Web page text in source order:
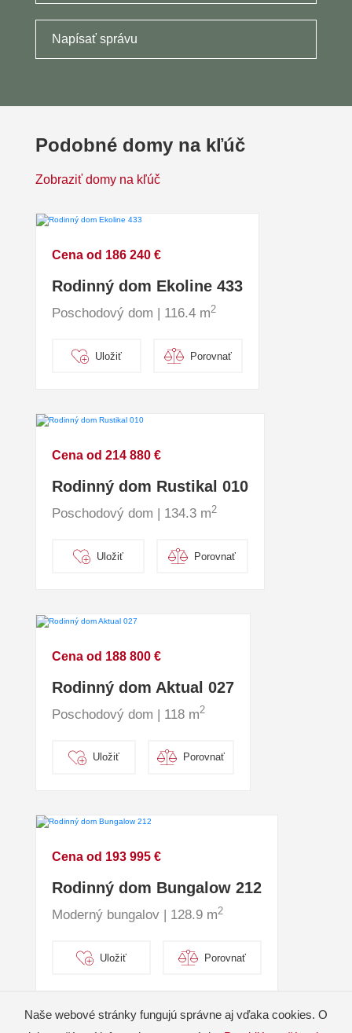
Napísať správu
Podobné domy na kľúč
Zobraziť domy na kľúč
Cena od 186 240 €
Rodinný dom Ekoline 433
Poschodový dom | 116.4 m2
Uložiť Porovnať
Cena od 214 880 €
Rodinný dom Rustikal 010
Poschodový dom | 134.3 m2
Uložiť Porovnať
Cena od 188 800 €
Rodinný dom Aktual 027
Poschodový dom | 118 m2
Uložiť Porovnať
Cena od 193 995 €
Rodinný dom Bungalow 212
Moderný bungalov | 128.9 m2
Uložiť Porovnať
Naše webové stránky fungujú správne aj vďaka cookies. O